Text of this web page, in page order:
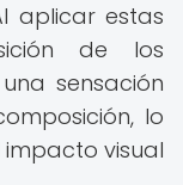
aplicar estas
de los
sensación
lo
visual